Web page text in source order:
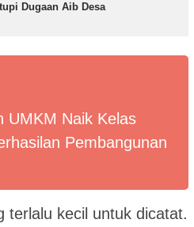
Dugaan Aib Desa
UMKM Naik Kelas
Pembangunan
terlalu kecil untuk dicatat.